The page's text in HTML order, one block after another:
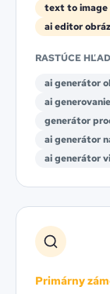
text to image
ai editor
RASTÚCE
ai generátor
ai
generátor
ai generátor
ai generátor
Primárny